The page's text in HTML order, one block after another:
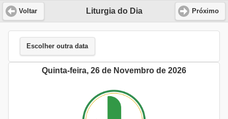
Liturgia do Dia
Voltar Próximo
Escolher outra data
Quinta-feira, 26 de Novembro de 2026